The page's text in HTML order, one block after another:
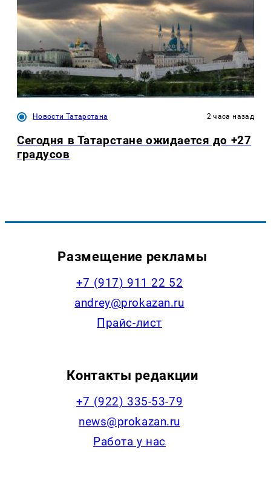
Новости Татарстана 2 часа назад
Сегодня в Татарстане ожидается до +27
градусов
Размещение рекламы
+7 (917) 911 22 52
andrey@prokazan.ru
Прайс-лист
Контакты редакции
+7 (922) 335-53-79
news@prokazan.ru
Работа у нас